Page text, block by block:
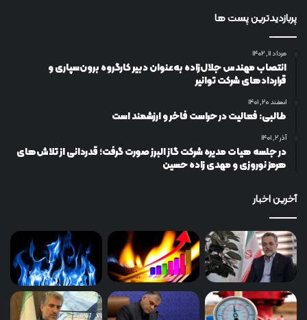
پربازدیدترین پست ها
مرداد ۱۱, ۱۴۰۲
انتصاب مهندس جلال‌زاده به‌عنوان دبیر كارگروه برون‌سپاری و
قراردادهای شركت توانیر
اسفند ۲۰, ۱۴۰۱
طالبی: فعالیت در حراست فاخر و ارزشمند است
آذر ۲, ۱۴۰۱
در جلسه هیات مدیره شرکت گاز البرز صورت گرفت؛ قدردانی از تلاش‌های
هرمز نوروزی و مهدی زاده حسین
آخرین اخبار